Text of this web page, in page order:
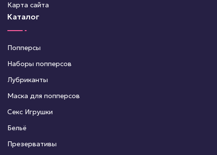
Карта сайта
Каталог
Попперсы
Наборы попперсов
Лубриканты
Маска для попперсов
Секс Игрушки
Бельё
Презервативы